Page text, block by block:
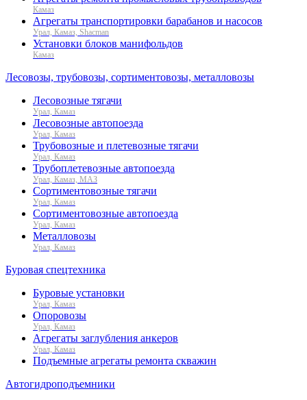
Камаз
Агрегаты транспортировки барабанов и насосов
Урал, Камаз, Shacman
Установки блоков манифольдов
Камаз
Лесовозы, трубовозы, сортиментовозы, металловозы
Лесовозные тягачи
Урал, Камаз
Лесовозные автопоезда
Урал, Камаз
Трубовозные и плетевозные тягачи
Урал, Камаз
Трубоплетевозные автопоезда
Урал, Камаз, МАЗ
Сортиментовозные тягачи
Урал, Камаз
Сортиментовозные автопоезда
Урал, Камаз
Металловозы
Урал, Камаз
Буровая спецтехника
Буровые установки
Урал, Камаз
Опоровозы
Урал, Камаз
Агрегаты заглубления анкеров
Урал, Камаз
Подъемные агрегаты ремонта скважин
Автогидроподъемники